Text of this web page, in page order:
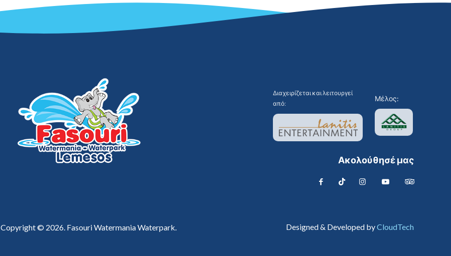
Διαχειρίζεται και λειτουργεί
από:
Μέλος:
Ακολούθησέ μας
Copyright © 2026. Fasouri Watermania Waterpark. Designed & Developed byCloudTech